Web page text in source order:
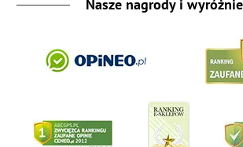
Nasze nagrody i